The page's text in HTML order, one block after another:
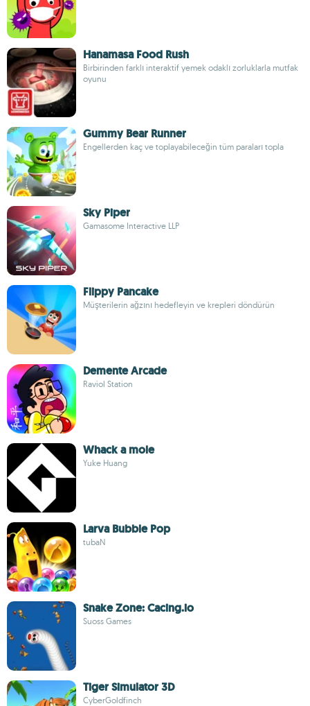
Hanamasa Food Rush
Birbirinden farklı interaktif yemek odaklı zorluklarla mutfak
oyunu
Gummy Bear Runner
Engellerden kaç ve toplayabileceğin tüm paraları topla
Sky Piper
Gamasome Interactive LLP
Flippy Pancake
Müşterilerin ağzını hedefleyin ve krepleri döndürün
Demente Arcade
Raviol Station
Whack a mole
Yuke Huang
Larva Bubble Pop
tubaN
Snake Zone: Cacing.io
Suoss Games
Tiger Simulator 3D
CyberGoldfinch